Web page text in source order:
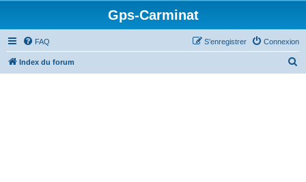
Gps-Carminat
FAQ Connexion
S’enregistrer
Index du forum